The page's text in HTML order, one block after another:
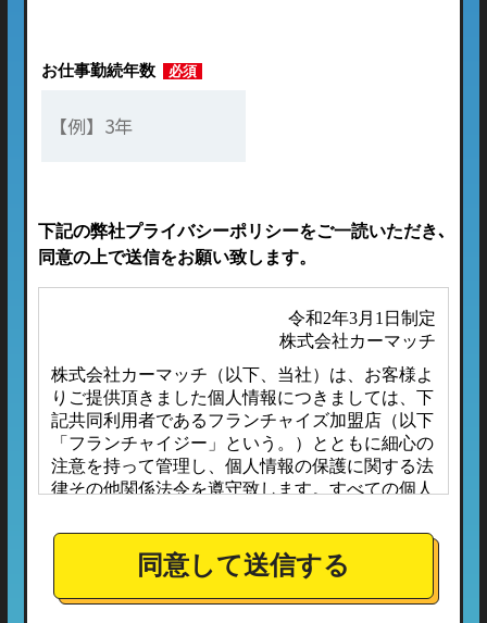
お仕事勤続年数 必須
下記の弊社プライバシーポリシーをご一読いただき､
同意の上で送信をお願い致します。
令和2年3月1日制定
株式会社カーマッチ
株式会社カーマッチ（以下、当社）は、お客様よ
りご提供頂きました個人情報につきましては、下
記共同利用者であるフランチャイズ加盟店（以下
「フランチャイジー」という。）とともに細心の
注意を持って管理し、個人情報の保護に関する法
律その他関係法令を遵守致します。すべての個人
ほか、お客様ご本人の同意なしに第三者へ開示ま
たは提供されることはありません。
また、フランチャイジーとの間においては、事前
に個人情報保護に対する安全性を審査の上、個人
同意して送信する